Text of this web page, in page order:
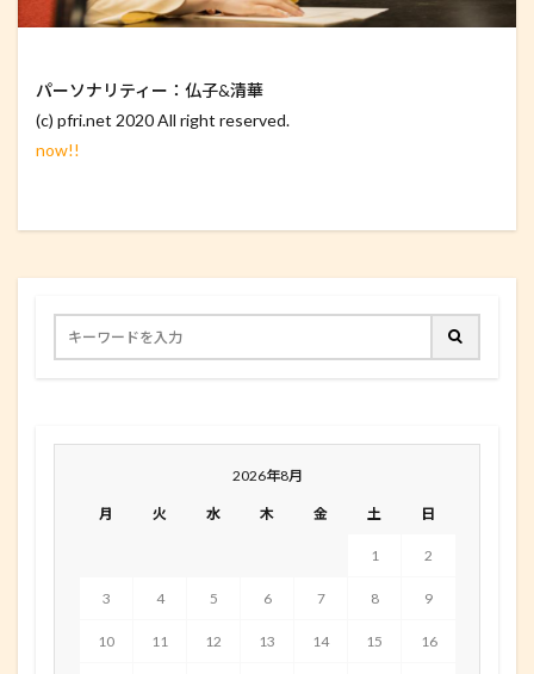
パーソナリティー：仏子&清華
(c) pfri.net 2020 All right reserved.
now!!
2026年8月
月 火 水 木 金 土 日
1 2
3 4 5 6 7 8 9
10 11 12 13 14 15 16